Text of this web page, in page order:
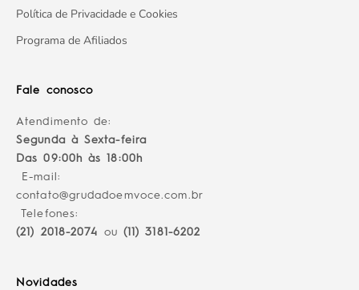
Política de Privacidade e Cookies
Programa de Afiliados
Fale conosco
Atendimento de:
Segunda à Sexta-feira
Das 09:00h às 18:00h
E-mail:
contato@grudadoemvoce.com.br
Telefones:
(21) 2018-2074
ou (11) 3181-6202
Novidades